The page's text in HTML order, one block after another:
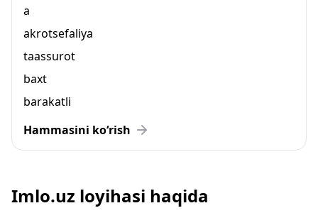
a
akrotsefaliya
taassurot
baxt
barakatli
Hammasini ko‘rish
Imlo.uz loyihasi haqida